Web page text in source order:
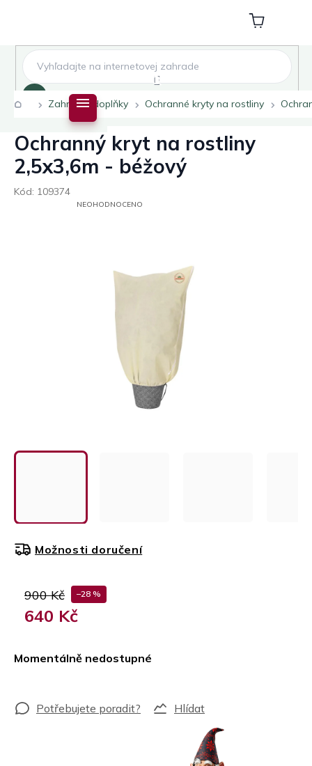
Nákupní
košík
DomůZahradní doplňky Ochranné kryty na rostliny
Ochranný kryt na rostliny
2,5x3,6m - béžový
Kód: 109374
PRŮMĚRNÉNEOHODNOCENO
900 Kč –28 %
640 Kč
Momentálně nedostupné
Možnosti doručení
Hlídat